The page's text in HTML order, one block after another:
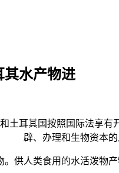
其水产物进
耳其国按照国际法享有
辟、办理和生物资本
人类食用的水活泼物产